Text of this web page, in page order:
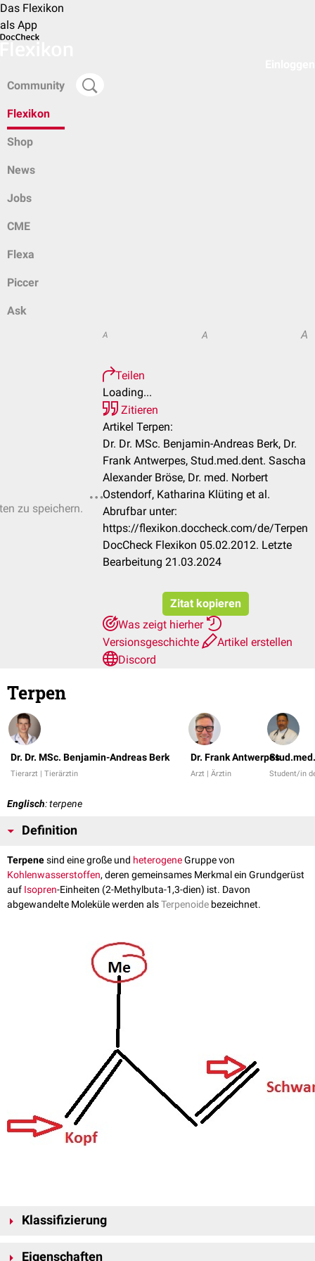
Das Flexikon
als App
Community
Flexikon
Shop
News
Jobs
CME
Flexa
Piccer
Ask
zu speichern.
A A A
Teilen
Loading...
Zitieren
Artikel Terpen:
Dr. Dr. MSc. Benjamin-Andreas Berk, Dr.
Frank Antwerpes, Stud.med.dent. Sascha
Alexander Bröse, Dr. med. Norbert
Ostendorf, Katharina Klüting et al.
Abrufbar unter:
https://flexikon.doccheck.com/de/Terpen
DocCheck Flexikon 05.02.2012. Letzte
Bearbeitung 21.03.2024
Zitat kopieren
Was zeigt hierher
Versionsgeschichte
Artikel erstellen
Discord
Terpen
Dr. Dr. MSc. Benjamin-Andreas Berk
Tierarzt | Tierärztin
Dr. Frank Antwerpes
Arzt | Ärztin Student/in
Englisch: terpene
Definition
Terpenesind eine große und heterogeneGruppe von
Kohlenwasserstoffen, deren gemeinsames Merkmal ein Grundgerüst
auf Isopren-Einheiten (2-Methylbuta-1,3-dien) ist. Davon
abgewandelte Moleküle werden alsTerpenoide bezeichnet.
Klassifizierung
gängigste ist die Einteilung nach den Isopreneinheiten, wobei eine
Eigenschaften